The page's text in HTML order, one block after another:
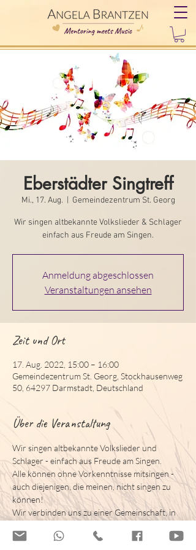
Eberstädter Singtreff
Mi., 17. Aug. Gemeindezentrum St. Georg
Wir singen altbekannte Volkslieder & Schlager
einfach aus Freude am Singen.
Anmeldung abgeschlossen
Veranstaltungen ansehen
Zeit und Ort
17. Aug. 2022, 15:00 – 16:00
Gemeindezentrum St. Georg, Stockhausenweg
50, 64297 Darmstadt, Deutschland
Über die Veranstaltung
Wir singen altbekannte Volkslieder und
Schlager - einfach aus Freude am Singen.
Alle können ohne Vorkenntnisse mitsingen -
auch diejenigen, die meinen, nicht singen zu
können!
Wir verbinden uns zu einer Gemeinschaft, in
ist. Es darf nach Herzenslust gesungen